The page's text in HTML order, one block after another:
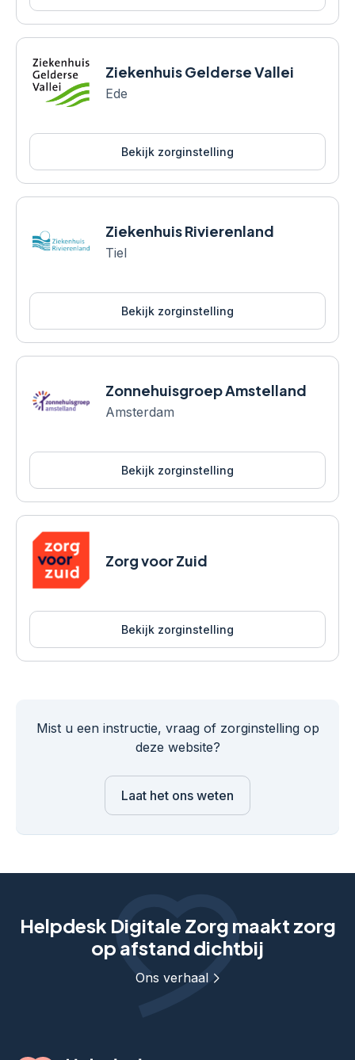
Ziekenhuis Gelderse Vallei
Ede
Bekijk zorginstelling
Ziekenhuis Rivierenland
Tiel
Bekijk zorginstelling
Zonnehuisgroep Amstelland
Amsterdam
Bekijk zorginstelling
Zorg voor Zuid
Bekijk zorginstelling
Mist u een instructie, vraag of zorginstelling op
deze website?
Laat het ons weten
Helpdesk Digitale Zorg maakt zorg
op afstand dichtbij
Ons verhaal